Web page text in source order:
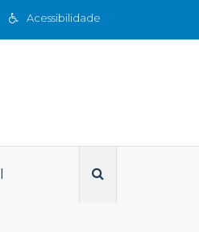
Acessibilidade